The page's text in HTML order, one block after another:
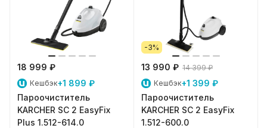
18 999 ₽
Кешбэк+1 899 ₽
Пароочиститель
KARCHER SC 2 EasyFix
Plus 1.512-614.0
-3%
13 990 ₽ 14 399 ₽
Кешбэк+1 399 ₽
Пароочиститель
KARCHER SC 2 EasyFix
1.512-600.0